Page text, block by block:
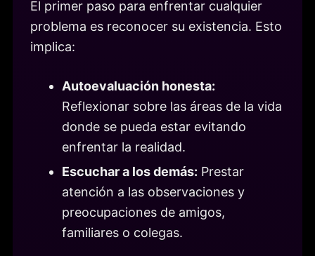
El primer paso para enfrentar cualquier
problema es reconocer su existencia. Esto
implica:
Autoevaluación honesta:
Reflexionar sobre las áreas de la vida
donde se pueda estar evitando
enfrentar la realidad.
Escuchar a los demás: Prestar
atención a las observaciones y
preocupaciones de amigos,
familiares o colegas.